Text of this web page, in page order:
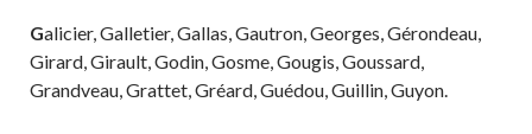
Galicier, Galletier, Gallas, Gautron, Georges, Gérondeau,
Girard, Girault, Godin, Gosme, Gougis, Goussard,
Grandveau, Grattet, Gréard, Guédou, Guillin, Guyon.